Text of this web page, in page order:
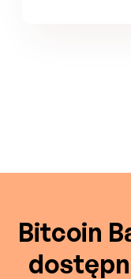
Bitcoin